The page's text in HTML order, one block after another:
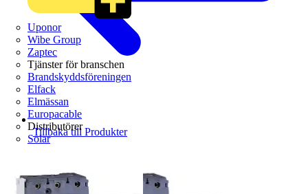
Uponor
Wibe Group
Zaptec
Tjänster för branschen
Brandskyddsföreningen
Elfack
Elmässan
Europacable
Distributörer
Solar
Tillbaka till Produkter